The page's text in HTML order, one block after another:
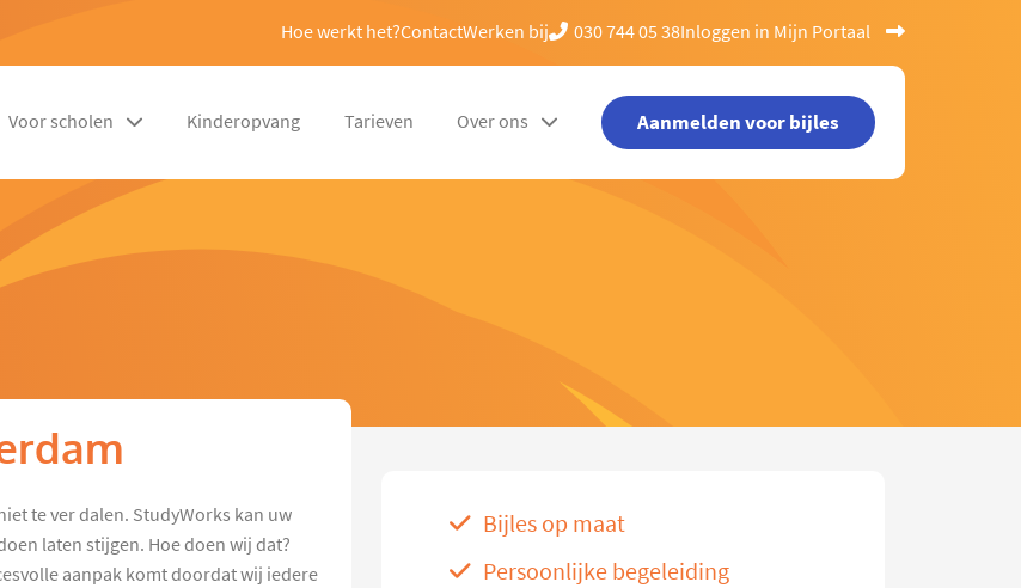
Hoe werkt het?ContactWerken bij 030 744 05 38Inloggen in Mijn Portaal
Voor scholen Kinderopvang Tarieven Over ons Aanmelden voor bijles
te ver dalen. StudyWorks kan uw
laten stijgen. Hoe doen wij dat?
aanpak komt doordat wij iedere
Bijles op maat
Persoonlijke begeleiding